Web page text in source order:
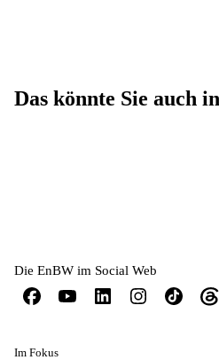
Das könnte Sie auch
Die EnBW im Social Web
Im Fokus